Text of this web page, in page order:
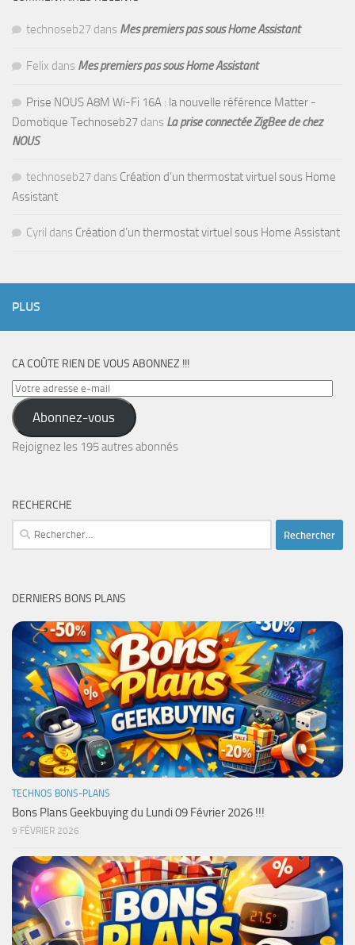
technoseb27 dans Mes premiers pas sous Home Assistant
Felix dans Mes premiers pas sous Home Assistant
Prise NOUS A8M Wi-Fi 16A : la nouvelle référence Matter -
Domotique Technoseb27 dans La prise connectée ZigBee de chez
NOUS
technoseb27 dans Création d’un thermostat virtuel sous Home
Assistant
Cyril dans Création d’un thermostat virtuel sous Home Assistant
PLUS
CA COÛTE RIEN DE VOUS ABONNEZ !!!
Votre
adresse
e-
mail
Abonnez-vous
Rejoignez les 195 autres abonnés
RECHERCHE
Rechercher :
DERNIERS BONS PLANS
TECHNOS BONS-PLANS
Bons Plans Geekbuying du Lundi 09 Février 2026 !!!
9 FÉVRIER 2026